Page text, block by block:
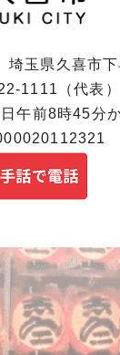
玉県久喜市下
1111（代表）
午前8時45分